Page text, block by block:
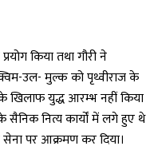
किया तथा गौरी ने
उल- मुल्क को पृथ्वीराज के
खिलाफ युद्ध आरम्भ नहीं किया
नित्य कार्यों में लगे हुए थे
पर आक्रमण कर दिया।